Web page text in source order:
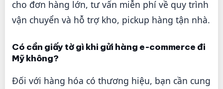
cho đơn hàng lớn, tư vấn miễn phí về quy trình
vận chuyển và hỗ trợ kho, pickup hàng tận nhà.
Có cần giấy tờ gì khi gửi hàng e-commerce đi
Mỹ không?
Đối với hàng hóa có thương hiệu, bạn cần cung